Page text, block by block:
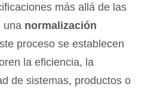
más allá de las
una normalización
proceso se establecen
la eficiencia, la
de sistemas, productos o